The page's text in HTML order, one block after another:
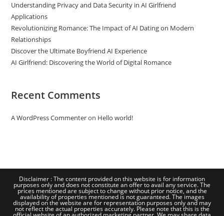
Understanding Privacy and Data Security in AI Girlfriend
Applications
Revolutionizing Romance: The Impact of AI Dating on Modern
Relationships
Discover the Ultimate Boyfriend AI Experience
AI Girlfriend: Discovering the World of Digital Romance
Recent Comments
A WordPress Commenteron Hello world!
Disclaimer : The content provided on this website is for information
purposes only and does not constitute an offer to avail any service. The
prices mentioned are subject to change without prior notice, and the
availability of properties mentioned is not guaranteed. The images
displayed on the website are for representation purposes only and may
not reflect the actual properties accurately. Please note that this is the